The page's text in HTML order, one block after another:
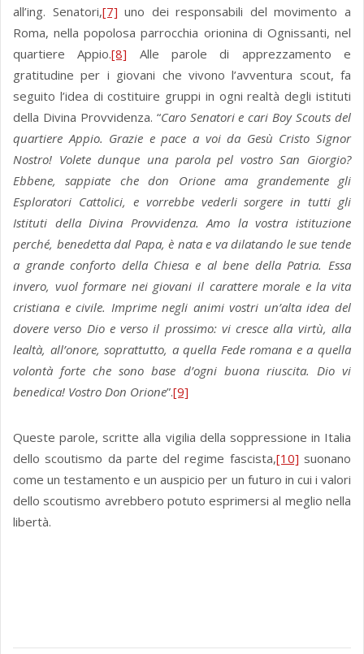
all’ing. Senatori,[7] uno dei responsabili del movimento a
Roma, nella popolosa parrocchia orionina di Ognissanti, nel
quartiere Appio.[8] Alle parole di apprezzamento e
gratitudine per i giovani che vivono l’avventura scout, fa
seguito l’idea di costituire gruppi in ogni realtà degli istituti
della Divina Provvidenza. “Caro Senatori e cari Boy Scouts del
quartiere Appio. Grazie e pace a voi da Gesù Cristo Signor
Nostro! Volete dunque una parola pel vostro San Giorgio?
Ebbene, sappiate che don Orione ama grandemente gli
Esploratori Cattolici, e vorrebbe vederli sorgere in tutti gli
Istituti della Divina Provvidenza. Amo la vostra istituzione
perché, benedetta dal Papa, è nata e va dilatando le sue tende
a grande conforto della Chiesa e al bene della Patria. Essa
invero, vuol formare nei giovani il carattere morale e la vita
cristiana e civile. Imprime negli animi vostri un’alta idea del
dovere verso Dio e verso il prossimo: vi cresce alla virtù, alla
lealtà, all’onore, soprattutto, a quella Fede romana e a quella
volontà forte che sono base d’ogni buona riuscita. Dio vi
benedica! Vostro Don Orione”.[9]
Queste parole, scritte alla vigilia della soppressione in Italia
dello scoutismo da parte del regime fascista,[10] suonano
come un testamento e un auspicio per un futuro in cui i valori
dello scoutismo avrebbero potuto esprimersi al meglio nella
libertà.